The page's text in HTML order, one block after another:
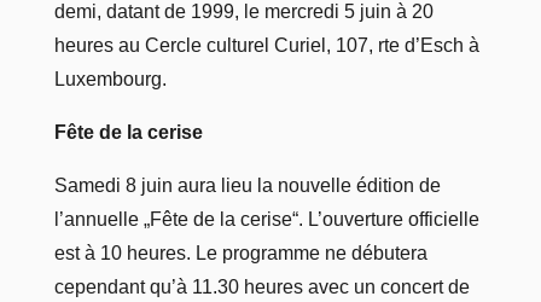
demi, datant de 1999, le mercredi 5 juin à 20
heures au Cercle culturel Curiel, 107, rte d’Esch à
Luxembourg.
Fête de la cerise
Samedi 8 juin aura lieu la nouvelle édition de
l’annuelle „Fête de la cerise“. L’ouverture officielle
est à 10 heures. Le programme ne débutera
cependant qu’à 11.30 heures avec un concert de